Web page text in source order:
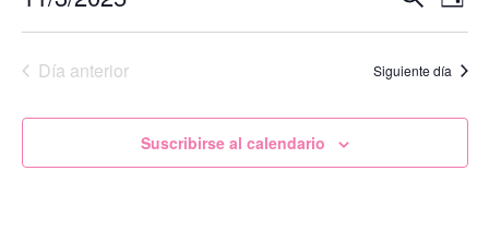
de
y
de
de
Día
Día anterior Siguiente día
Suscribirse al calendario